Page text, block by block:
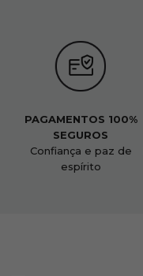
PAGAMENTOS 100%
SEGUROS
Confiança e paz de
espírito